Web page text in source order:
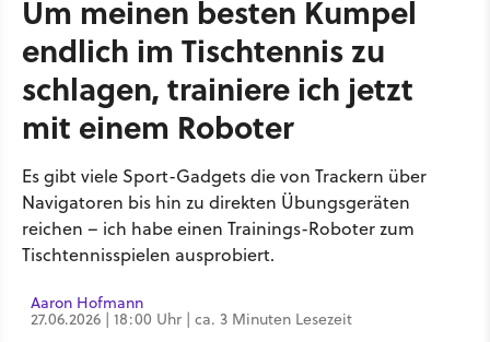
Um meinen besten Kumpel
endlich im Tischtennis zu
schlagen, trainiere ich jetzt
mit einem Roboter
Es gibt viele Sport-Gadgets die von Trackern über
Navigatoren bis hin zu direkten Übungsgeräten
reichen – ich habe einen Trainings-Roboter zum
Tischtennisspielen ausprobiert.
Aaron Hofmann
27.06.2026 | 18:00 Uhr | ca. 3 Minuten Lesezeit